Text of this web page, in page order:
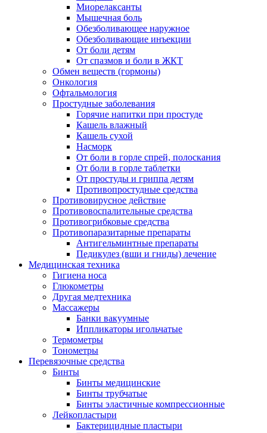
Миорелаксанты
Мышечная боль
Обезболивающее наружное
Обезболивающие инъекции
От боли детям
От спазмов и боли в ЖКТ
Обмен веществ (гормоны)
Онкология
Офтальмология
Простудные заболевания
Горячие напитки при простуде
Кашель влажный
Кашель сухой
Насморк
От боли в горле спрей, полоскания
От боли в горле таблетки
От простуды и гриппа детям
Противопростудные средства
Противовирусное действие
Противовоспалительные средства
Противогрибковые средства
Противопаразитарные препараты
Антигельминтные препараты
Педикулез (вши и гниды) лечение
Медицинская техника
Гигиена носа
Глюкометры
Другая медтехника
Массажеры
Банки вакуумные
Иппликаторы игольчатые
Термометры
Тонометры
Перевязочные средства
Бинты
Бинты медицинские
Бинты трубчатые
Бинты эластичные компрессионные
Лейкопластыри
Бактерицидные пластыри